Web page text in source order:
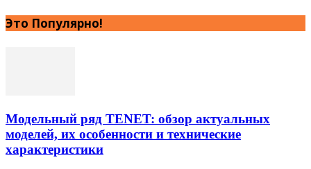
Это Популярно!
Модельный ряд TENET: обзор актуальных
моделей, их особенности и технические
характеристики